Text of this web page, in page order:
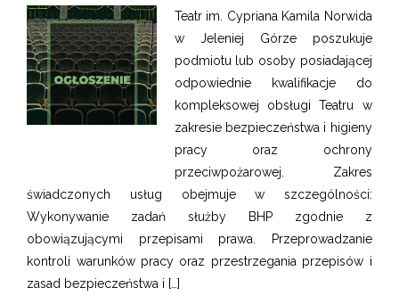
Teatr im. Cypriana Kamila Norwida
w Jeleniej Górze poszukuje
podmiotu lub osoby posiadającej
odpowiednie kwalifikacje do
kompleksowej obsługi Teatru w
zakresie bezpieczeństwa i higieny
pracy oraz ochrony
przeciwpożarowej. Zakres
świadczonych usług obejmuje w szczególności:
Wykonywanie zadań służby BHP zgodnie z
obowiązującymi przepisami prawa. Przeprowadzanie
kontroli warunków pracy oraz przestrzegania przepisów i
zasad bezpieczeństwa i […]